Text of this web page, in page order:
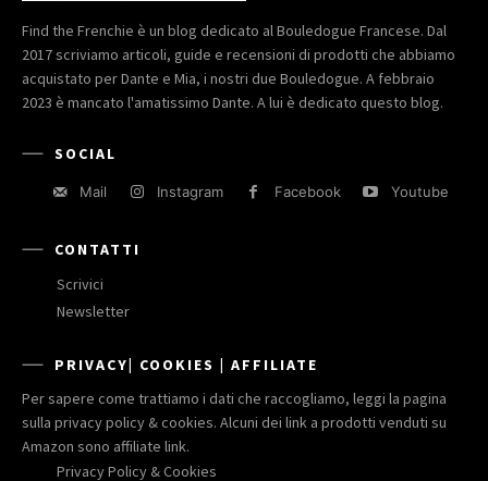
Find the Frenchie è un blog dedicato al Bouledogue Francese. Dal
2017 scriviamo articoli, guide e recensioni di prodotti che abbiamo
acquistato per Dante e Mia, i nostri due Bouledogue. A febbraio
2023 è mancato l'amatissimo Dante. A lui è dedicato questo blog.
SOCIAL
Mail Instagram Facebook Youtube
CONTATTI
Scrivici
Newsletter
PRIVACY| COOKIES | AFFILIATE
Per sapere come trattiamo i dati che raccogliamo, leggi la pagina
sulla privacy policy & cookies. Alcuni dei link a prodotti venduti su
Amazon sono affiliate link.
Privacy Policy & Cookies